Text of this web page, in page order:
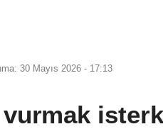
30 Mayıs 2026 - 17:13